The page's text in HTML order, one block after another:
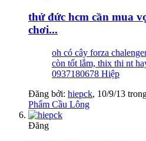
thử đức hcm cần mua
chơi...
oh có cây forza
còn tốt lắm, thix thi nt
0937180678 Hiệp
Đăng bởi: hiepck, 10/9/13
Phẩm Cầu Lông
Đăng